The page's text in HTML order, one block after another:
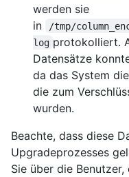
werden sie
in
/tmp/
log protokolliert.
Datensätze
da das System
die zum
wurden.
Beachte, dass diese
Upgradeprozesses
Sie über die